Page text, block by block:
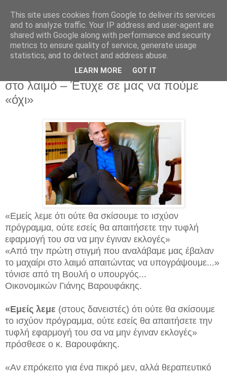
Δευτέρα 9 Φεβρουαρίου 2015
Βαρουφάκης: Μας έβαλαν το μαχαίρι
στο λαιμό – Έτυχε σε μας να πούμε
«όχι»
«Εμείς λεμε ότι ούτε θα σκίσουμε το ισχύον
πρόγραμμα, ούτε εσείς θα απαιτήσετε την τυφλή
εφαρμογή του σα να μην έγιναν εκλογές»
«Από την πρώτη στιγμή που αναλάβαμε μας έβαλαν
το μαχαίρι στο λαιμό απαιτώντας να υπογράψουμε...»
τόνισε από τη Βουλή ο υπουργός...
Οικονομικών Γιάνης Βαρουφάκης.
«Εμείς λεμε (στους δανειστές) ότι ούτε θα σκίσουμε
το ισχύον πρόγραμμα, ούτε εσείς θα απαιτήσετε την
τυφλή εφαρμογή του σα να μην έγιναν εκλογές»
πρόσθεσε ο κ. Βαρουφάκης.
«Αν επρόκειτο για ένα πικρό μεν, αλλά θεραπευτικό
This site uses cookies from Google to deliver its services
and to analyze traffic. Your IP address and user-agent are
shared with Google along with performance and security
metrics to ensure quality of service, generate usage
statistics, and to detect and address abuse.
LEARN MORE GOT IT